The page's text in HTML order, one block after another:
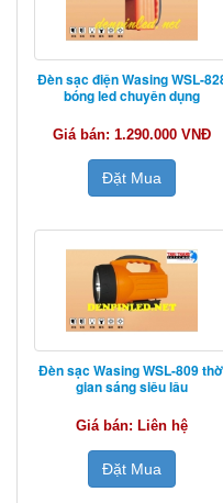
Đèn sạc điện Wasing WSL-
bóng led chuyên dụng
Giá bán: 1.290.000 VNĐ
Đặt Mua
Đèn sạc Wasing WSL-809
gian sáng siêu lâu
Giá bán: Liên hệ
Đặt Mua